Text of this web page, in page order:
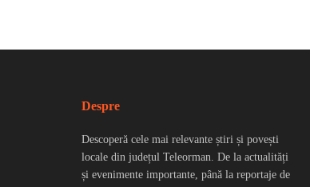
Despre
Descoperă cele mai relevante știri și povești
locale din județul Teleorman. De la actualități
și evenimente importante, până la reportaje de